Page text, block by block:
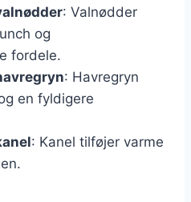
: Valnødder
og
fordele.
: Havregryn
en fyldigere
: Kanel tilføjer varme